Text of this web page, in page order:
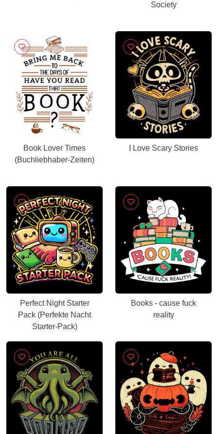
Society
Book Lover Times
(Buchliebhaber-Zeiten)
I Love Scary Stories
Perfect Night Starter
Pack (Perfekte Nacht
Starter-Pack)
Books - cause fuck
reality